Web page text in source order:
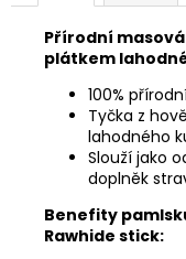
Přírodní
plátkem
100%
Tyčka z
lahodného
Slouží jako
doplněk
Benefity
Rawhide stick:
JOSERA
MEAT
BITES
MINI